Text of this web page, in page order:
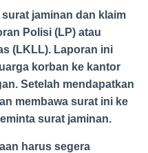
jaminan dan klaim
Polisi (LP) atau
(LKLL). Laporan ini
korban ke kantor
Setelah mendapatkan
membawa surat ini ke
surat jaminan.
harus segera